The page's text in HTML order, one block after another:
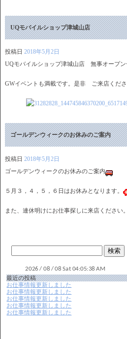
UQモバイルショップ津城山店
投稿日 2018年5月2日
UQモバイルショップ津城山店 無事オープン
GWイベントも満載です。是非 ご来店くださ
ゴールデンウィークのお休みのご案内
投稿日 2018年5月2日
ゴールデンウィークのお休みのご案内
５月３，４，５，６日はお休みとなります。
また、連休明けにお仕事探しに来店ください。
最近の投稿
お仕事情報更新しました
お仕事情報更新しました
お仕事情報更新しました
お仕事情報更新しました
お仕事情報更新しました